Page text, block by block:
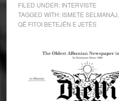
FILED UNDER: INTERVISTE
TAGGED WITH: ISMETE SELMANAJ
QË FITOI BETEJËN E JETËS